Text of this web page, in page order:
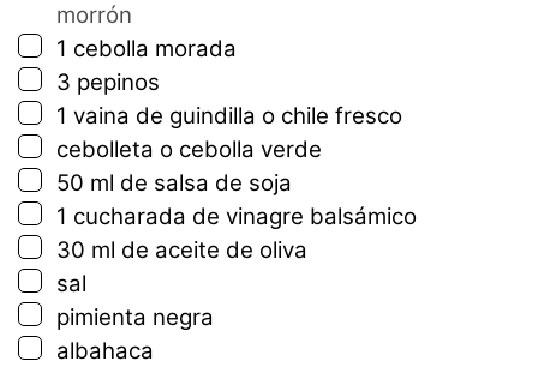
morrón
▢
1 cebolla morada
▢
3 pepinos
▢
1 vaina de guindilla o chile fresco
▢
cebolleta o cebolla verde
▢
50 ml de salsa de soja
▢
1 cucharada de vinagre balsámico
▢
30 ml de aceite de oliva
▢
sal
▢
pimienta negra
▢
albahaca